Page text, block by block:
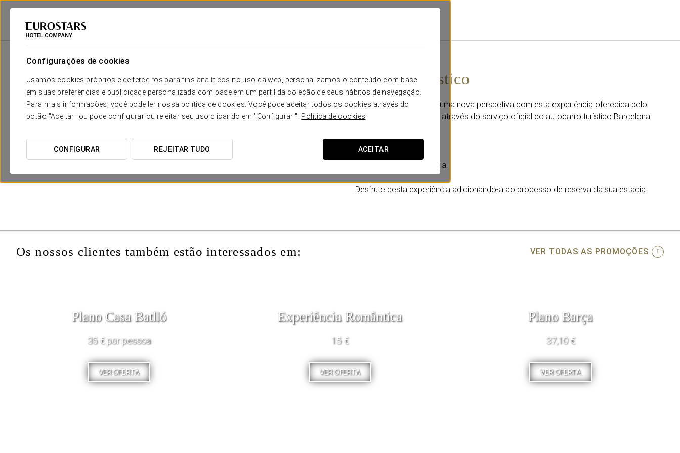
Configurações de cookies
Usamos cookies próprios e de terceiros para fins analíticos no uso da web, personalizamos o conteúdo com base
em suas preferências e publicidade personalizada com base em um perfil da coleção de seus hábitos de navegação.
Para mais informações, você pode ler nossa política de cookies. Você pode aceitar todos os cookies através do
botão "Aceitar" ou pode configurar ou rejeitar seu uso clicando em "Configurar ". Política de cookies
CONFIGURAR REJEITAR TUDO ACEITAR
Eurostars Hotel Company
Ônibus Turístico
Descubra a cidade sob uma nova perspetiva com esta experiência oferecida pelo
Eurostars Cristal Palace através do serviço oficial do autocarro turístico Barcelona
Inclui:
- 1 bilhete válido por 1 dia.
Desfrute desta experiência adicionando-a ao processo de reserva da sua estadia.
Os nossos clientes também estão interessados em: VER TODAS AS PROMOÇÕES
Plano Casa Batlló
35 € por pessoa
VER OFERTA
Experiência Romântica
15 €
VER OFERTA
Plano Barça
37,10 €
VER OFERTA